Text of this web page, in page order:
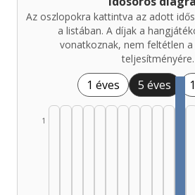
Az oszlopokra kattintva az adott
a listában. A díjak a
vonatkoznak, nem feltétlen
teljesítményére.
1 éves 5 éves
1